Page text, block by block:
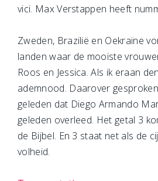
vici. Max Verstappen heeft
Zweden, Brazilië en Oekraïne
landen waar de mooiste
Roos en Jessica. Als ik eraan
ademnood. Daarover
geleden dat Diego Armando
geleden overleed. Het getal 3
de Bijbel. En 3 staat net als de
volheid.